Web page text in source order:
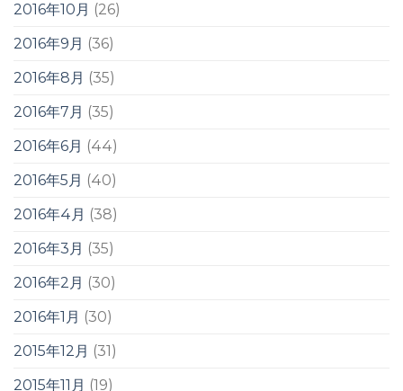
2016年10月 (26)
2016年9月 (36)
2016年8月 (35)
2016年7月 (35)
2016年6月 (44)
2016年5月 (40)
2016年4月 (38)
2016年3月 (35)
2016年2月 (30)
2016年1月 (30)
2015年12月 (31)
2015年11月 (19)